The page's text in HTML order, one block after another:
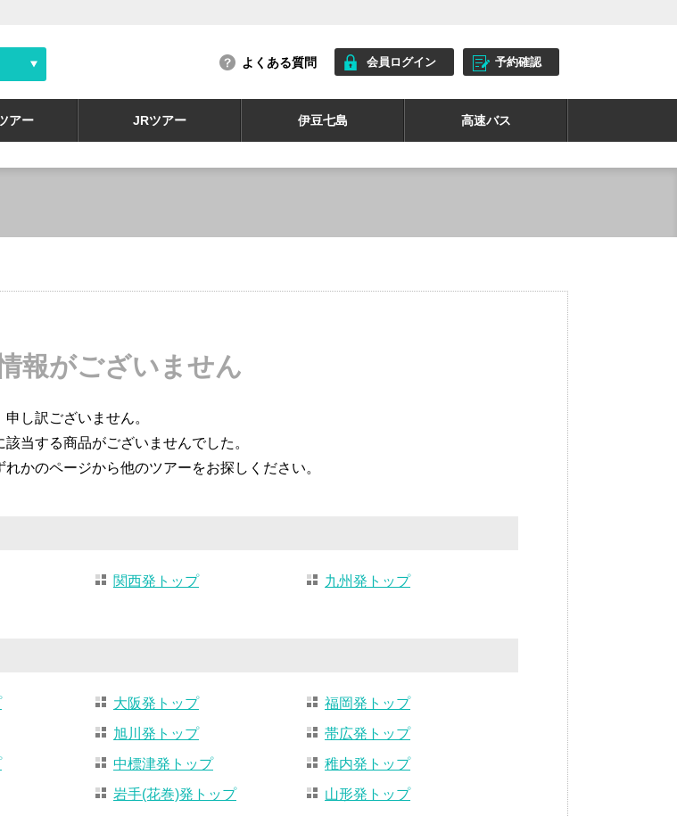
よくある質問 会員ログイン 予約確認
アー JRツアー 伊豆七島 高速バス
報がございません
申し訳ございません。
該当する商品がございませんでした。
かのページから他のツアーをお探しください。
関西発トップ 九州発トップ
大阪発トップ
福岡発トップ
旭川発トップ
帯広発トップ
中標津発トップ
稚内発トップ
岩手(花巻)発トップ
山形発トップ